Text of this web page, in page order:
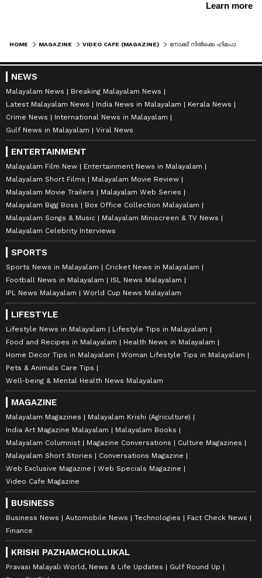
HOME MAGAZINE VIDEO CAFE (MAGAZINE)
NEWS
Malayalam News
Breaking Malayalam News
Latest Malayalam News
India News in Malayalam
Kerala News
Crime News
International News in Malayalam
Gulf News in Malayalam
Viral News
ENTERTAINMENT
Malayalam Film New
Entertainment News in Malayalam
Malayalam Short Films
Malayalam Movie Review
Malayalam Movie Trailers
Malayalam Web Series
Malayalam Bigg Boss
Box Office Collection Malayalam
Malayalam Songs & Music
Malayalam Miniscreen & TV News
Malayalam Celebrity Interviews
SPORTS
Sports News in Malayalam
Cricket News in Malayalam
Football News in Malayalam
ISL News Malayalam
IPL News Malayalam
World Cup News Malayalam
LIFESTYLE
Lifestyle News in Malayalam
Lifestyle Tips in Malayalam
Food and Recipes in Malayalam
Health News in Malayalam
Home Decor Tips in Malayalam
Woman Lifestyle Tips in Malayalam
Pets & Animals Care Tips
Well-being & Mental Health News Malayalam
MAGAZINE
Malayalam Magazines
Malayalam Krishi (Agriculture)
India Art Magazine Malayalam
Malayalam Books
Malayalam Columnist
Magazine Conversations
Culture Magazines
Malayalam Short Stories
Conversations Magazine
Web Exclusive Magazine
Web Specials Magazine
Video Cafe Magazine
BUSINESS
Business News Automobile News Technologies
Fact Check News
Finance
KRISHI PAZHAMCHOLLUKAL
Pravasi Malayali World, News & Life Updates
Gulf Round Up